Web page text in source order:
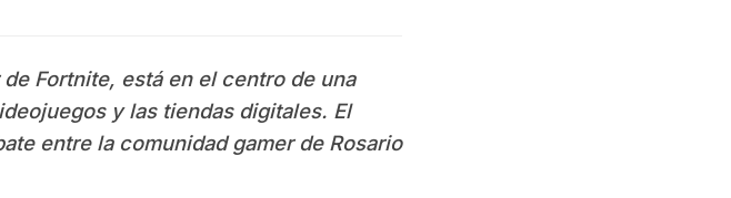
Fortnite, está en el centro de una
y las tiendas digitales. El
entre la comunidad gamer de Rosario